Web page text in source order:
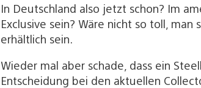
In Deutschland also jetzt schon? Im
Exclusive sein? Wäre nicht so toll,
erhältlich sein.
Wieder mal aber schade, dass ein
Entscheidung bei den aktuellen